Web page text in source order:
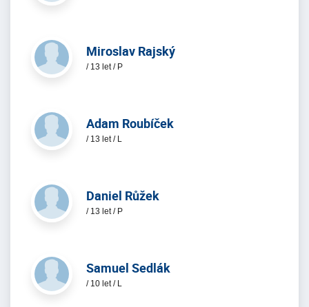
Miroslav Rajský
/ 13 let / P
Adam Roubíček
/ 13 let / L
Daniel Růžek
/ 13 let / P
Samuel Sedlák
/ 10 let / L